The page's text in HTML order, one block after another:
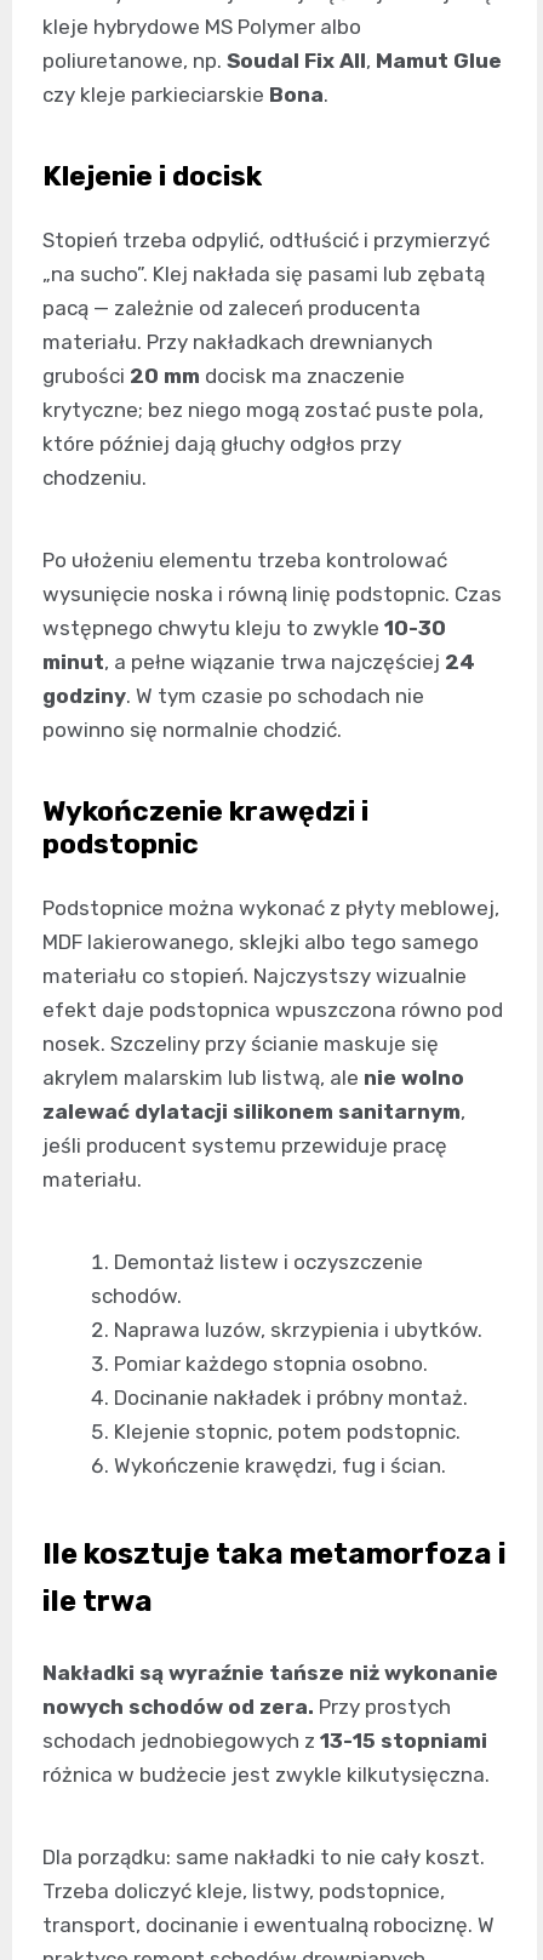
kleje hybrydowe MS Polymer albo
poliuretanowe, np. Soudal Fix All, Mamut Glue
czy kleje parkieciarskie Bona.
Klejenie i docisk
Stopień trzeba odpylić, odtłuścić i przymierzyć
„na sucho”. Klej nakłada się pasami lub zębatą
pacą — zależnie od zaleceń producenta
materiału. Przy nakładkach drewnianych
grubości 20 mm docisk ma znaczenie
krytyczne; bez niego mogą zostać puste pola,
które później dają głuchy odgłos przy
chodzeniu.
Po ułożeniu elementu trzeba kontrolować
wysunięcie noska i równą linię podstopnic. Czas
wstępnego chwytu kleju to zwykle 10-30
minut, a pełne wiązanie trwa najczęściej 24
godziny. W tym czasie po schodach nie
powinno się normalnie chodzić.
Wykończenie krawędzi i
podstopnic
Podstopnice można wykonać z płyty meblowej,
MDF lakierowanego, sklejki albo tego samego
materiału co stopień. Najczystszy wizualnie
efekt daje podstopnica wpuszczona równo pod
nosek. Szczeliny przy ścianie maskuje się
akrylem malarskim lub listwą, ale nie wolno
zalewać dylatacji silikonem sanitarnym,
jeśli producent systemu przewiduje pracę
materiału.
Demontaż listew i oczyszczenie
schodów.
Naprawa luzów, skrzypienia i ubytków.
Pomiar każdego stopnia osobno.
Docinanie nakładek i próbny montaż.
Klejenie stopnic, potem podstopnic.
Wykończenie krawędzi, fug i ścian.
Ile kosztuje taka metamorfoza i
ile trwa
Nakładki są wyraźnie tańsze niż wykonanie
nowych schodów od zera. Przy prostych
schodach jednobiegowych z 13-15 stopniami
różnica w budżecie jest zwykle kilkutysięczna.
Dla porządku: same nakładki to nie cały koszt.
Trzeba doliczyć kleje, listwy, podstopnice,
transport, docinanie i ewentualną robociznę. W